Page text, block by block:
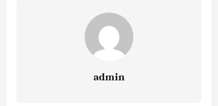
admin